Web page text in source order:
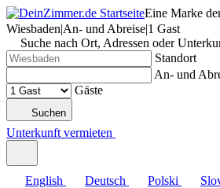
Eine Marke
Wiesbaden|An- und Abreise|1 Gast
Suche nach Ort, Adressen oder
Standort
An- und
Gäste
Suchen
Unterkunft vermieten
English Deutsch Polski